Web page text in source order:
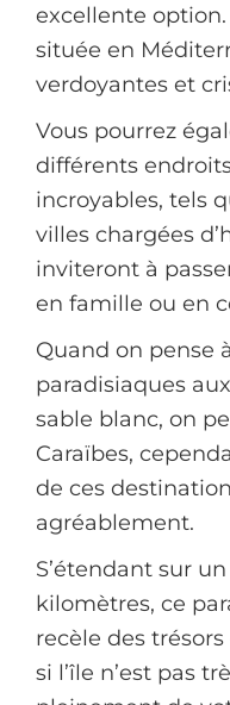
excellente
située en
verdoyantes et
Vous pourrez
différents
incroyables, tels
villes chargées
inviteront à
en famille ou en
Quand on pense
paradisiaques
sable blanc, on
Caraïbes,
de ces
agréablement.
S’étendant sur
kilomètres, ce
recèle des
si l’île n’est pas